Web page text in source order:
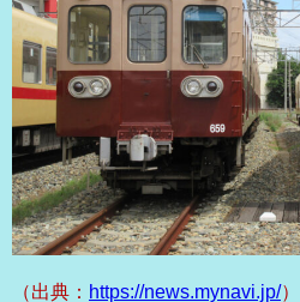
（出典： https://news.mynavi.jp/）